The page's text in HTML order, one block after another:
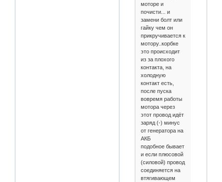
моторе и
почисти... и
замени болт или
гайку чем он
прикручивается к
мотору..корбке
это происходит
из за плохого
контакта, на
холодную
контакт есть,
после пуска
вовремя работы
мотора через
этот провод идёт
заряд (-) минус
от генератора на
АКБ
подобное бывает
и если плюсовой
(силовой) провод
соединяется на
втягивающем